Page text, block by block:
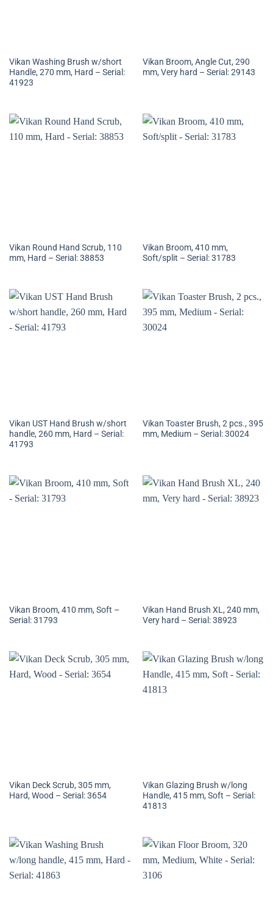
Vikan Washing Brush w/short
Handle, 270 mm, Hard – Serial:
41923
Vikan Broom, Angle Cut, 290
mm, Very hard – Serial: 29143
Vikan Round Hand Scrub, 110
mm, Hard – Serial: 38853
Vikan Broom, 410 mm,
Soft/split – Serial: 31783
Vikan UST Hand Brush w/short
handle, 260 mm, Hard – Serial:
41793
Vikan Toaster Brush, 2 pcs., 395
mm, Medium – Serial: 30024
Vikan Broom, 410 mm, Soft –
Serial: 31793
Vikan Hand Brush XL, 240 mm,
Very hard – Serial: 38923
Vikan Deck Scrub, 305 mm,
Hard, Wood – Serial: 3654
Vikan Glazing Brush w/long
Handle, 415 mm, Soft – Serial:
41813